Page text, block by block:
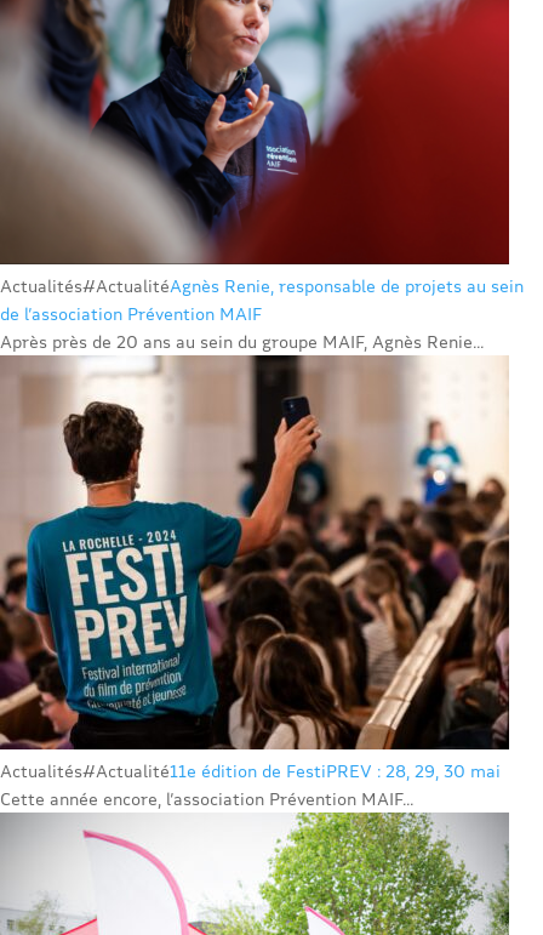
Actualités#ActualitéAgnès Renie, responsable de projets au sein
de l’association Prévention MAIF
Après près de 20 ans au sein du groupe MAIF, Agnès Renie...
Actualités#Actualité11e édition de FestiPREV : 28, 29, 30 mai
Cette année encore, l’association Prévention MAIF...